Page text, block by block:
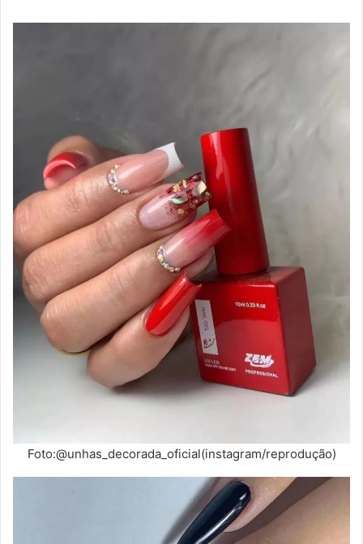
Foto:@unhas_decorada_oficial(instagram/reprodução)